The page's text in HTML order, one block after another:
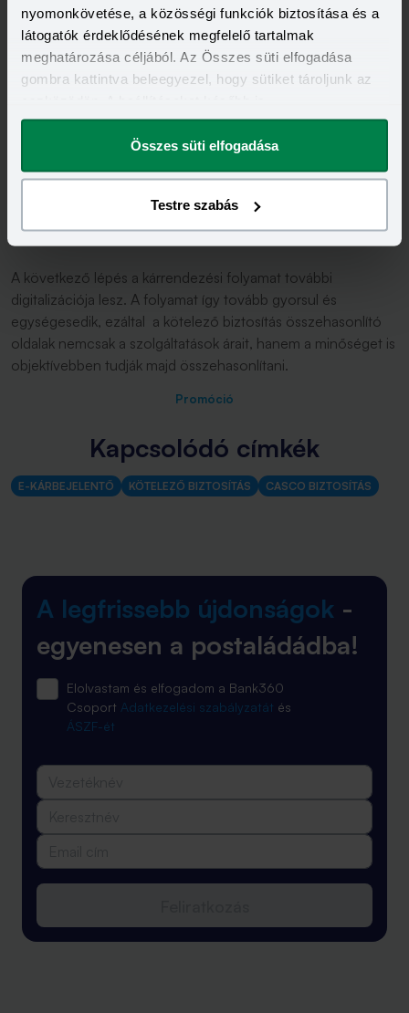
nyomonkövetése, a közösségi funkciók biztosítása és a
látogatók érdeklődésének megfelelő tartalmak
meghatározása céljából. Az Összes süti elfogadása
gombra kattintva beleegyezel, hogy sütiket tároljunk az
megváltoztathatod.
Összes süti elfogadása
Testre szabás
A digitális kárrendezés jövője
digitalizációjának. A kötelező biztosítás kalkulátorok
megjelenése után elkezdődött a szerződések online
digitálisan. Egy kisebb koccanásos balesetnél akár 24 órán
belül is megérkezhet a kártérítés a károsult ügyfél számlájára.
A következő lépés a kárrendezési folyamat további
digitalizációja lesz. A folyamat így tovább gyorsul és
egységesedik, ezáltal a kötelező biztosítás összehasonlító
oldalak nemcsak a szolgáltatások árait, hanem a minőséget is
objektívebben tudják majd összehasonlítani.
Promóció
Kapcsolódó címkék
E-KÁRBEJELENTŐ KÖTELEZŐ BIZTOSÍTÁS CASCO BIZTOSÍTÁS
A legfrissebb újdonságok -
egyenesen a postaládádba!
Elolvastam és elfogadom a Bank360
Csoport Adatkezelési szabályzatát és
ÁSZF-ét